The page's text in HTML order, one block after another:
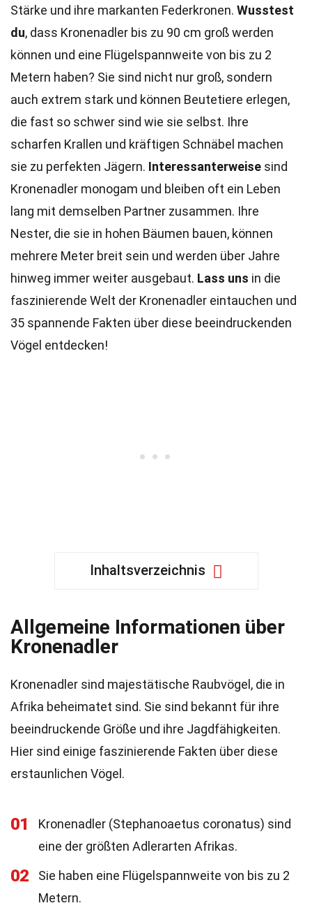
Stärke und ihre markanten Federkronen. Wusstest
du, dass Kronenadler bis zu 90 cm groß werden
können und eine Flügelspannweite von bis zu 2
Metern haben? Sie sind nicht nur groß, sondern
auch extrem stark und können Beutetiere erlegen,
die fast so schwer sind wie sie selbst. Ihre
scharfen Krallen und kräftigen Schnäbel machen
sie zu perfekten Jägern. Interessanterweise sind
Kronenadler monogam und bleiben oft ein Leben
lang mit demselben Partner zusammen. Ihre
Nester, die sie in hohen Bäumen bauen, können
mehrere Meter breit sein und werden über Jahre
hinweg immer weiter ausgebaut. Lass uns in die
faszinierende Welt der Kronenadler eintauchen und
35 spannende Fakten über diese beeindruckenden
Vögel entdecken!
Inhaltsverzeichnis
Allgemeine Informationen über
Kronenadler
Kronenadler sind majestätische Raubvögel, die in
Afrika beheimatet sind. Sie sind bekannt für ihre
beeindruckende Größe und ihre Jagdfähigkeiten.
Hier sind einige faszinierende Fakten über diese
erstaunlichen Vögel.
01
Kronenadler (Stephanoaetus coronatus) sind
eine der größten Adlerarten Afrikas.
02
Sie haben eine Flügelspannweite von bis zu 2
Metern.